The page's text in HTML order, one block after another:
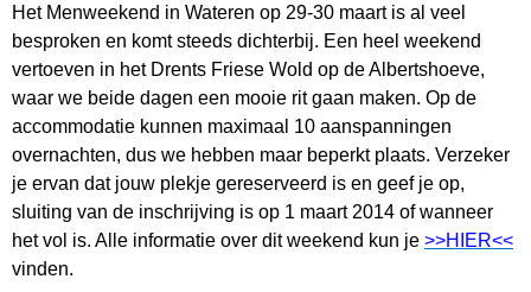
Het Menweekend in Wateren op 29-30 maart is al veel
besproken en komt steeds dichterbij. Een heel weekend
vertoeven in het Drents Friese Wold op de Albertshoeve,
waar we beide dagen een mooie rit gaan maken. Op de
accommodatie kunnen maximaal 10 aanspanningen
overnachten, dus we hebben maar beperkt plaats. Verzeker
je ervan dat jouw plekje gereserveerd is en geef je op,
sluiting van de inschrijving is op 1 maart 2014 of wanneer
het vol is. Alle informatie over dit weekend kun je >>HIER<<
vinden.